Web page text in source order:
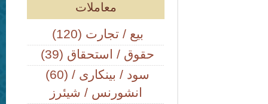
معاملات
(120) بیع / تجارت
(39) حقوق / استحقاق
(60) سود / بینکاری /
انشورنس / شیئرز